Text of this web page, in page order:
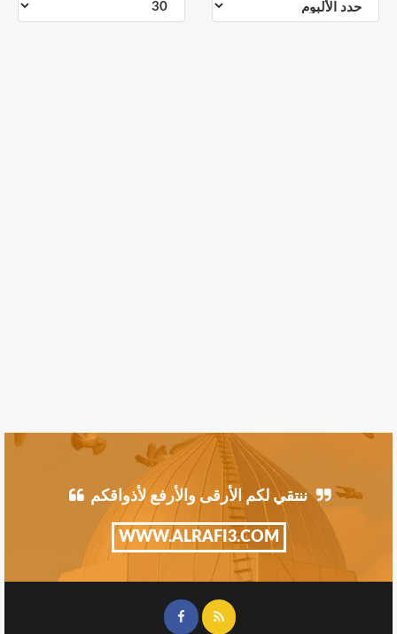
ننتقي لكم الأرقى والأرفع لأذواقكم
WWW.ALRAFI3.COM